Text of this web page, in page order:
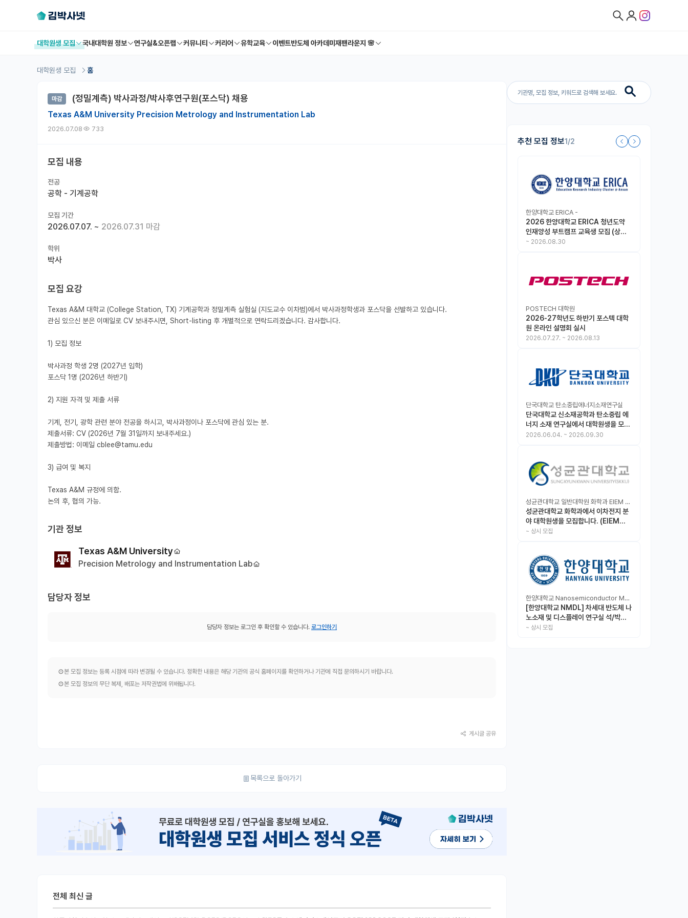
대학원생 모집 국내대학원 정보 연구실&오픈랩 커뮤니티 커리어 유학교육 이벤트반도체 아카데미 재팬라운지 🌸
대학원생 모집 홈
추천 모집 정보1/2
한양대학교 ERICA -
2026 한양대학교 ERICA 청년도약
인재양성 부트캠프 교육생 모집 (상시
모집 중, 1차 마감 : ~8.30)
~ 2026.08.30
POSTECH 대학원
2026-27학년도 하반기 포스텍 대학
원 온라인 설명회 실시
2026.07.27. ~ 2026.08.13
단국대학교 탄소중립에너지소재연구실
단국대학교 신소재공학과 탄소중립 에
너지 소재 연구실에서 대학원생을 모집
합니다.
2026.06.04. ~ 2026.09.30
성균관대학교 일반대학원 화학과 EIEM Lab
성균관대학교 화학과에서 이차전지 분
야 대학원생을 모집합니다. (EIEM
Lab)
~ 상시 모집
한양대학교 Nanosemiconductor Materials & Display Laboratory
[한양대학교 NMDL] 차세대 반도체 나
노소재 및 디스플레이 연구실 석/박사/
인턴 모집
~ 상시 모집
마감 (정밀계측) 박사과정/박사후연구원(포스닥) 채용
Texas A&M University Precision Metrology and Instrumentation Lab
2026.07.08 733
모집 내용
전공
공학 - 기계공학
모집 기간
2026.07.07. ~ 2026.07.31 마감
학위
박사
모집 요강
Texas A&M 대학교 (College Station, TX) 기계공학과 정밀계측 실험실 (지도교수 이차범)에서 박사과정학생과 포스닥을 선발하고 있습니다.
관심 있으신 분은 이메일로 CV 보내주시면, Short-listing 후 개별적으로 연락드리겠습니다. 감사합니다.
1) 모집 정보
박사과정 학생 2명 (2027년 입학)
포스닥 1명 (2026년 하반기)
2) 지원 자격 및 제출 서류
기계, 전기, 광학 관련 분야 전공을 하시고, 박사과정이나 포스닥에 관심 있는 분.
제출서류: CV (2026년 7월 31일까지 보내주세요.)
제출방법: 이메일 cblee@tamu.edu
3) 급여 및 복지
Texas A&M 규정에 의함.
기관 정보
Texas A&M University
Precision Metrology and Instrumentation Lab
담당자 정보
담당자 정보는 로그인 후 확인할 수 있습니다. 로그인하기
본 모집 정보는 등록 시점에 따라 변경될 수 있습니다. 정확한 내용은 해당 기관의 공식 홈페이지를 확인하거나 기관에 직접 문의하시기 바랍니다.
본 모집 정보의 무단 복제, 배포는 저작권법에 위배됩니다.
게시글 공유
목록으로 돌아가기
전체 최신 글